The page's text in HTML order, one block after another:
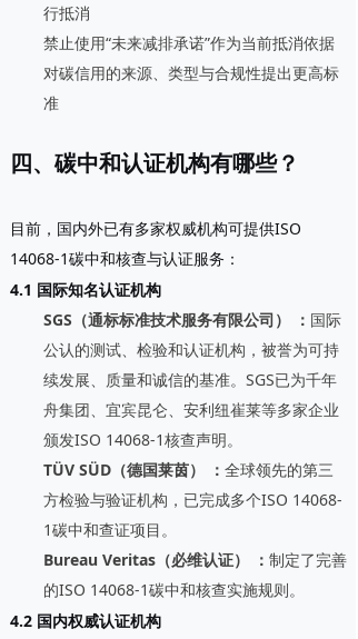
行抵消
禁止使用“未来减排承诺”作为当前抵消依据
对碳信用的来源、类型与合规性提出更高标
准
四、碳中和认证机构有哪些？
目前，国内外已有多家权威机构可提供ISO
14068-1碳中和核查与认证服务：
4.1 国际知名认证机构
SGS（通标标准技术服务有限公司）
： 国际
公认的测试、检验和认证机构，被誉为可持
续发展、质量和诚信的基准。SGS已为千年
舟集团、宜宾昆仑、安利纽崔莱等多家企业
颁发ISO 14068-1核查声明。
TÜV SÜD（德国莱茵）
： 全球领先的第三
方检验与验证机构，已完成多个ISO 14068-
1碳中和查证项目。
Bureau Veritas（必维认证）
： 制定了完善
的ISO 14068-1碳中和核查实施规则。
4.2 国内权威认证机构